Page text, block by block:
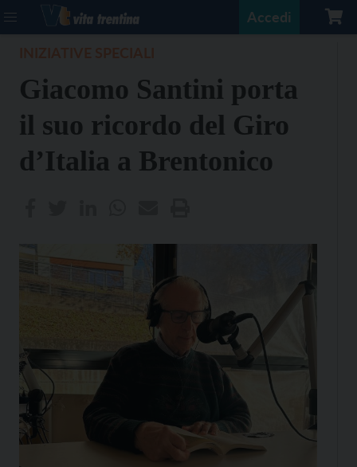
Accedi
Giacomo Santini porta
il suo ricordo del Giro
d’Italia a Brentonico